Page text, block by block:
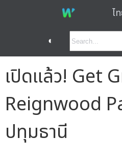
ไ
◐
เปิดแล้ว! Get
Reignwood
ปทุมธานี